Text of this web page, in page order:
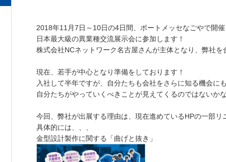
2018年11月7日～10日の4日間、ポートメッセなごやで開
日本最大級の異業種交流展示会に参加します！
株式会社NCネットワーク名古屋さんが主体となり、弊社
現在、若手が中心となり準備をしております！
入社して半年ですが、自分たちも会社をさらに知る機会に
自分たちがやっていくべきことが見えてくるのではないか
今回、弊社が出展する理由は、現在進めているHPの一部
具体的には、、、
金型設計製作に関する「曲げと抜き」